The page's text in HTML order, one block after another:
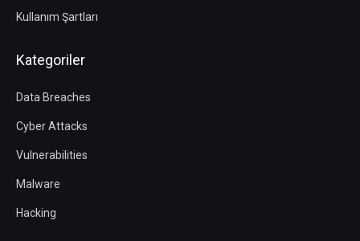
Kullanım Şartları
Kategoriler
Data Breaches
Cyber Attacks
Vulnerabilities
Malware
Hacking